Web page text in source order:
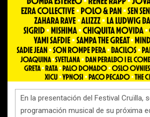
En la presentación del Festival Cruïlla,
programación musical de su próxima